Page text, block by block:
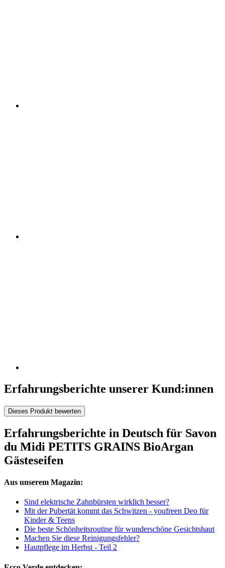
Erfahrungsberichte unserer Kund:innen
Dieses Produkt bewerten
Erfahrungsberichte in Deutsch für Savon
du Midi PETITS GRAINS BioArgan
Gästeseifen
Aus unserem Magazin:
Sind elektrische Zahnbürsten wirklich besser?
Mit der Pubertät kommt das Schwitzen - youfreen Deo für
Kinder & Teens
Die beste Schönheitsroutine für wunderschöne Gesichtshaut
Machen Sie diese Reinigungsfehler?
Hautpflege im Herbst - Teil 2